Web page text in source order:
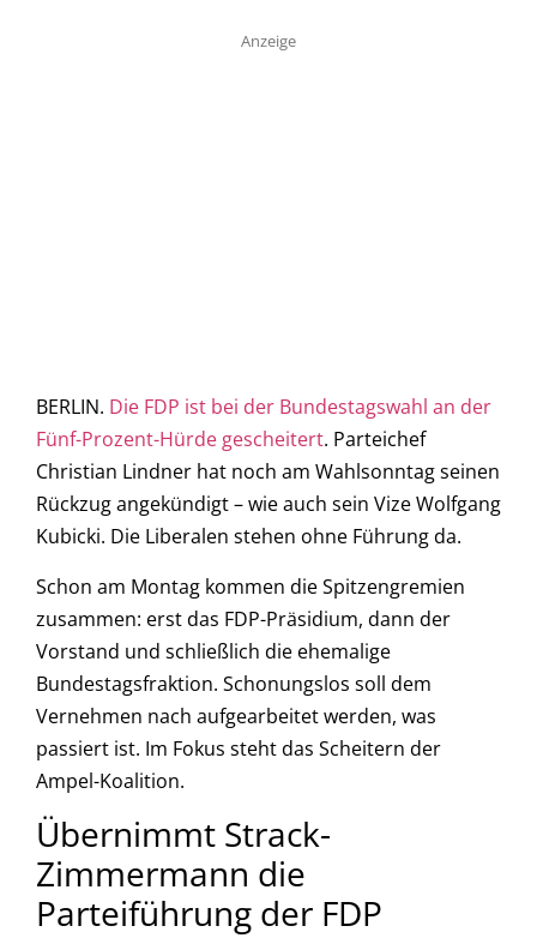
Anzeige
BERLIN. Die FDP ist bei der Bundestagswahl an der
Fünf-Prozent-Hürde gescheitert. Parteichef
Christian Lindner hat noch am Wahlsonntag seinen
Rückzug angekündigt – wie auch sein Vize Wolfgang
Kubicki. Die Liberalen stehen ohne Führung da.
Schon am Montag kommen die Spitzengremien
zusammen: erst das FDP-Präsidium, dann der
Vorstand und schließlich die ehemalige
Bundestagsfraktion. Schonungslos soll dem
Vernehmen nach aufgearbeitet werden, was
passiert ist. Im Fokus steht das Scheitern der
Ampel-Koalition.
Übernimmt Strack-
Zimmermann die
Parteiführung der FDP